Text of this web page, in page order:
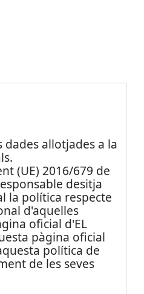
allotjades a la
(UE) 2016/679 de
desitja
la política respecte
d'aquelles
oficial d'EL
pàgina oficial
política de
de les seves